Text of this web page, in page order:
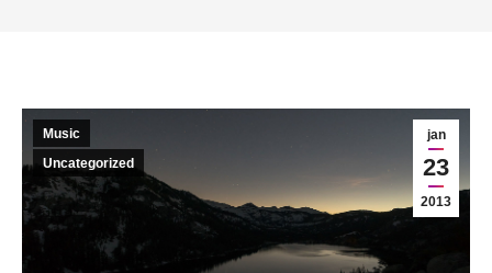
jan
23
2013
Music
Uncategorized